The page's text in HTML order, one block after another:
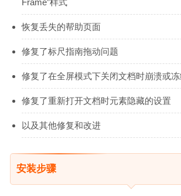
恢复丢失的帮助页面
修复了标尺指南拖动问题
修复了在全屏模式下关闭文档时崩溃或
修复了重新打开文档时元素隐藏的设置
以及其他修复和改进
安装步骤